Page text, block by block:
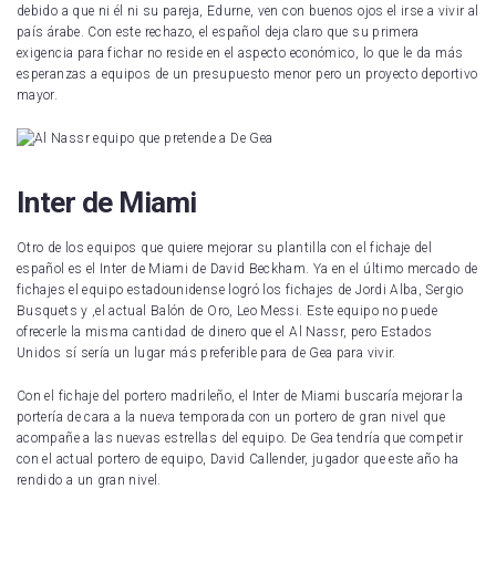
debido a que ni él ni su pareja, Edurne, ven con buenos ojos el irse a vivir al
país árabe. Con este rechazo, el español deja claro que su primera
exigencia para fichar no reside en el aspecto económico, lo que le da más
esperanzas a equipos de un presupuesto menor pero un proyecto deportivo
mayor.
Inter de Miami
Otro de los equipos que quiere mejorar su plantilla con el fichaje del
español es el Inter de Miami de David Beckham. Ya en el último mercado de
fichajes el equipo estadounidense logró los fichajes de Jordi Alba, Sergio
Busquets y ,el actual Balón de Oro, Leo Messi. Este equipo no puede
ofrecerle la misma cantidad de dinero que el Al Nassr, pero Estados
Unidos sí sería un lugar más preferible para de Gea para vivir.
Con el fichaje del portero madrileño, el Inter de Miami buscaría mejorar la
portería de cara a la nueva temporada con un portero de gran nivel que
acompañe a las nuevas estrellas del equipo. De Gea tendría que competir
con el actual portero de equipo, David Callender, jugador que este año ha
rendido a un gran nivel.